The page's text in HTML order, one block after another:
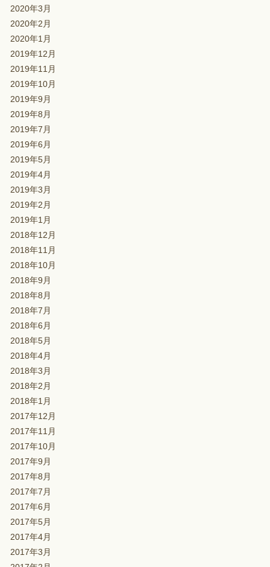
2020年3月
2020年2月
2020年1月
2019年12月
2019年11月
2019年10月
2019年9月
2019年8月
2019年7月
2019年6月
2019年5月
2019年4月
2019年3月
2019年2月
2019年1月
2018年12月
2018年11月
2018年10月
2018年9月
2018年8月
2018年7月
2018年6月
2018年5月
2018年4月
2018年3月
2018年2月
2018年1月
2017年12月
2017年11月
2017年10月
2017年9月
2017年8月
2017年7月
2017年6月
2017年5月
2017年4月
2017年3月